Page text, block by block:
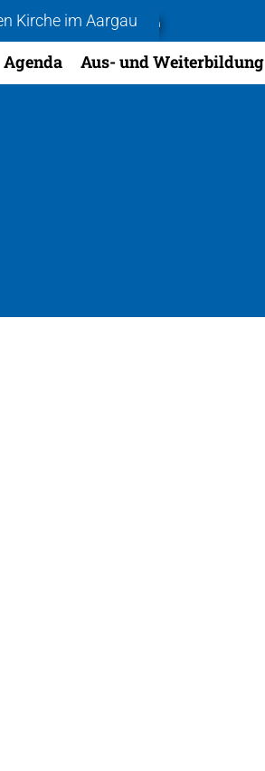
Kirche im Aargau
Agenda Aus- und Weiterbildung
Freude